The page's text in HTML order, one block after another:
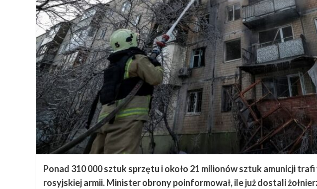
Ponad 310 000 sztuk sprzętu i około 21 milionów sztuk amunicji
rosyjskiej armii. Minister obrony poinformował, ile już dostali